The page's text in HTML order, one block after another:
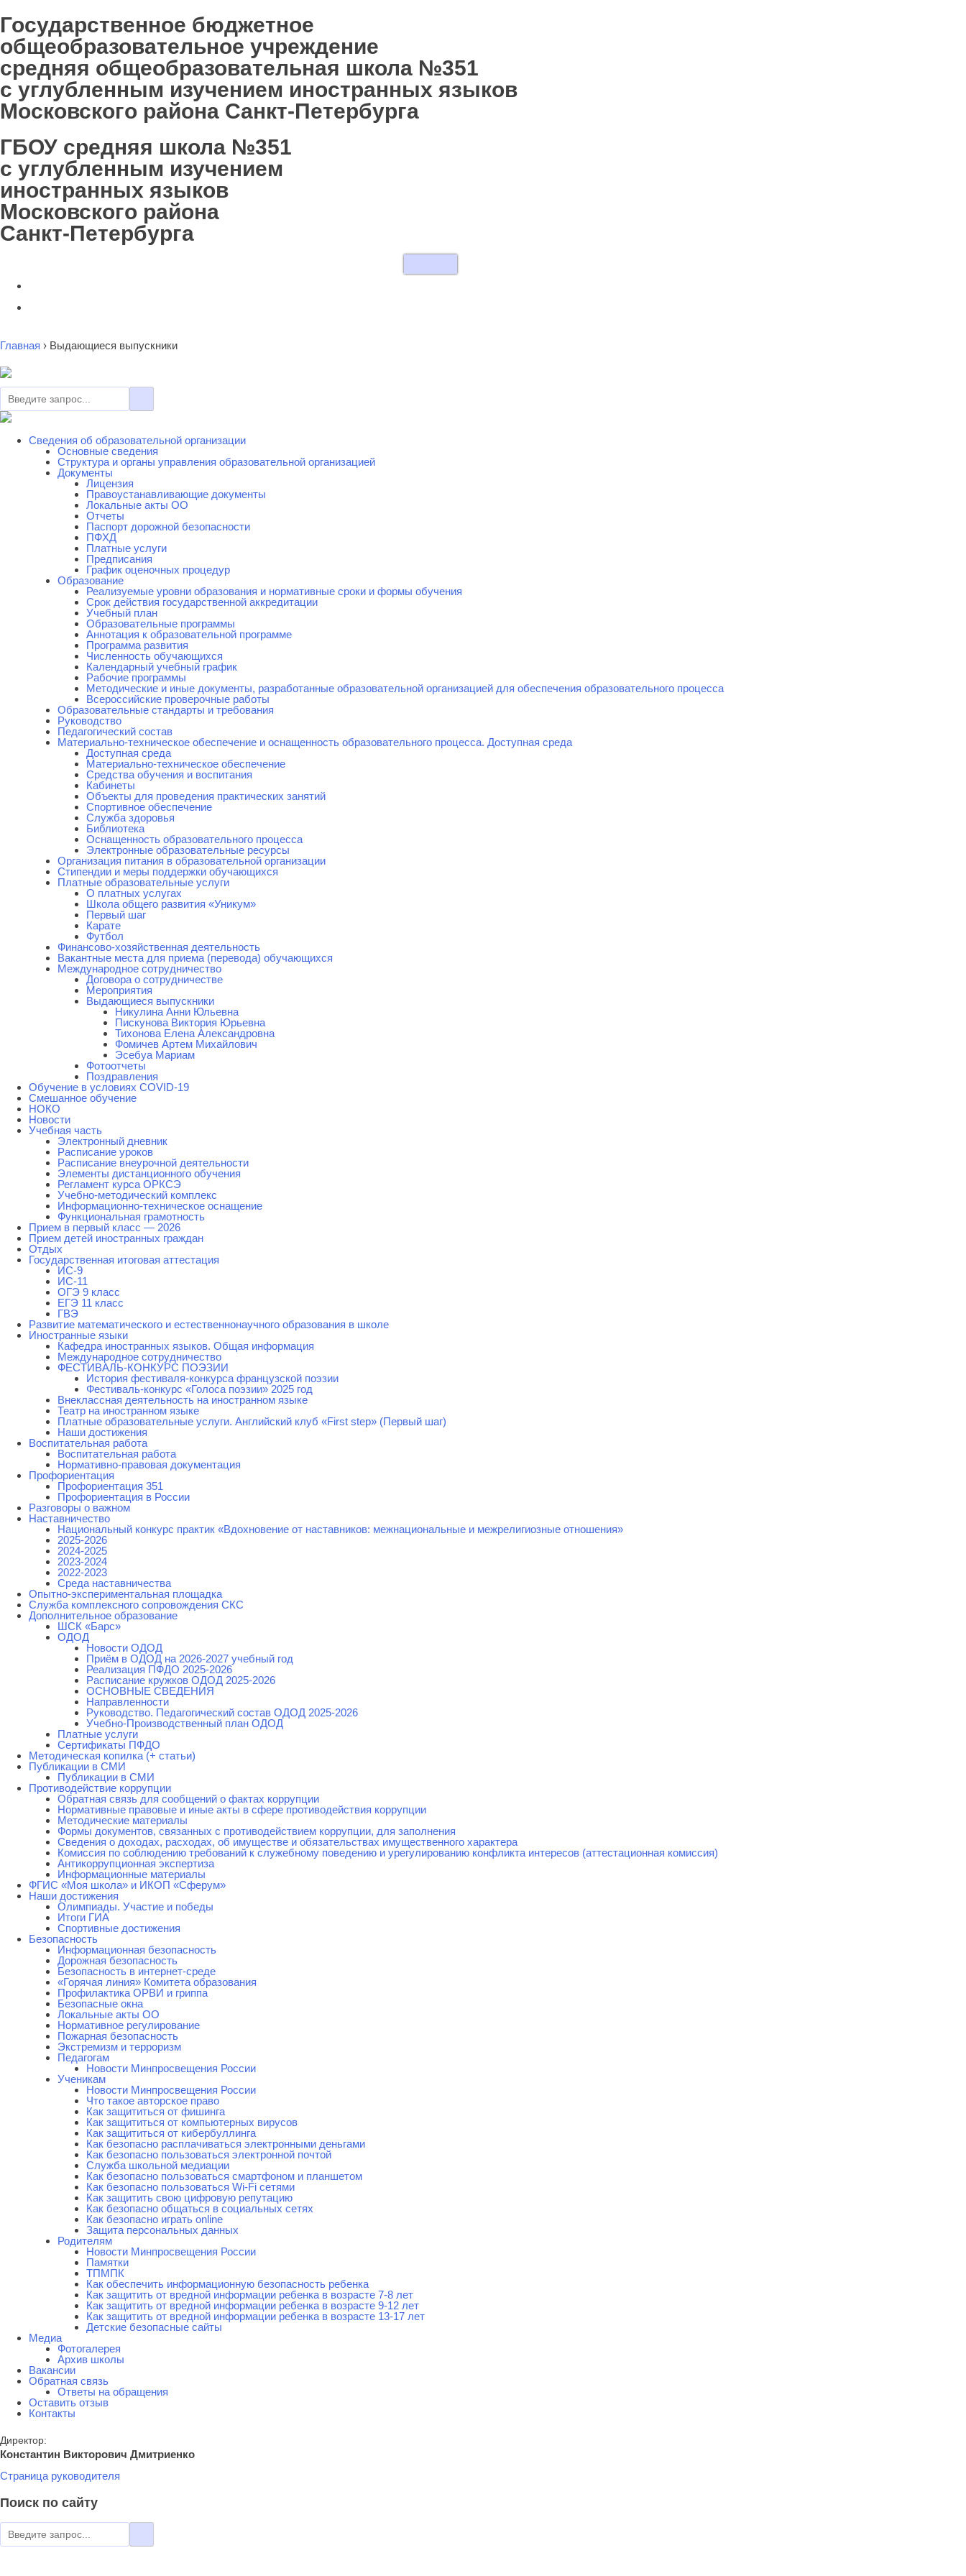
Государственное бюджетное
общеобразовательное учреждение
средняя общеобразовательная школа №351
с углубленным изучением иностранных языков
Московского района Санкт-Петербурга
ГБОУ средняя школа №351
с углубленным изучением
иностранных языков
Московского района
Санкт-Петербурга
Главная › Выдающиеся выпускники
Сведения об образовательной организации
Основные сведения
Cтруктура и органы управления образовательной организацией
Документы
Лицензия
Правоустанавливающие документы
Локальные акты ОО
Отчеты
Паспорт дорожной безопасности
ПФХД
Платные услуги
Предписания
График оценочных процедур
Образование
Реализуемые уровни образования и нормативные сроки и формы обучения
Срок действия государственной аккредитации
Учебный план
Образовательные программы
Аннотация к образовательной программе
Программа развития
Численность обучающихся
Календарный учебный график
Рабочие программы
Методические и иные документы, разработанные образовательной организацией для обеспечения образовательного процесса
Всероссийские проверочные работы
Образовательные стандарты и требования
Руководство
Педагогический состав
Материально-техническое обеспечение и оснащенность образовательного процесса. Доступная среда
Доступная среда
Материально-техническое обеспечение
Средства обучения и воспитания
Кабинеты
Объекты для проведения практических занятий
Спортивное обеспечение
Служба здоровья
Библиотека
Оснащенность образовательного процесса
Электронные образовательные ресурсы
Организация питания в образовательной организации
Стипендии и меры поддержки обучающихся
Платные образовательные услуги
О платных услугах
Школа общего развития «Уникум»
Первый шаг
Карате
Футбол
Финансово-хозяйственная деятельность
Вакантные места для приема (перевода) обучающихся
Международное сотрудничество
Договора о сотрудничестве
Мероприятия
Выдающиеся выпускники
Никулина Анни Юльевна
Пискунова Виктория Юрьевна
Тихонова Елена Александровна
Фомичев Артем Михайлович
Эсебуа Мариам
Фотоотчеты
Поздравления
Обучение в условиях COVID-19
Смешанное обучение
НОКО
Новости
Учебная часть
Электронный дневник
Расписание уроков
Расписание внеурочной деятельности
Элементы дистанционного обучения
Регламент курса ОРКСЭ
Учебно-методический комплекс
Информационно-техническое оснащение
Функциональная грамотность
Прием в первый класс — 2026
Прием детей иностранных граждан
Отдых
Государственная итоговая аттестация
ИС-9
ИС-11
ОГЭ 9 класс
ЕГЭ 11 класс
ГВЭ
Развитие математического и естественнонаучного образования в школе
Иностранные языки
Кафедра иностранных языков. Общая информация
Международное сотрудничество
ФЕСТИВАЛЬ-КОНКУРС ПОЭЗИИ
История фестиваля-конкурса французской поэзии
Фестиваль-конкурс «Голоса поэзии» 2025 год
Внеклассная деятельность на иностранном языке
Театр на иностранном языке
Платные образовательные услуги. Английский клуб «First step» (Первый шаг)
Наши достижения
Воспитательная работа
Воспитательная работа
Нормативно-правовая документация
Профориентация
Профориентация 351
Профориентация в России
Разговоры о важном
Наставничество
Национальный конкурс практик «Вдохновение от наставников: межнациональные и межрелигиозные отношения»
2025-2026
2024-2025
2023-2024
2022-2023
Среда наставничества
Опытно-экспериментальная площадка
Cлужба комплексного сопровождения СКС
Дополнительное образование
ШСК «Барс»
ОДОД
Новости ОДОД
Приём в ОДОД на 2026-2027 учебный год
Реализация ПФДО 2025-2026
Расписание кружков ОДОД 2025-2026
ОСНОВНЫЕ СВЕДЕНИЯ
Направленности
Руководство. Педагогический состав ОДОД 2025-2026
Учебно-Производственный план ОДОД
Платные услуги
Сертификаты ПФДО
Методическая копилка (+ статьи)
Публикации в СМИ
Публикации в СМИ
Противодействие коррупции
Обратная связь для сообщений о фактах коррупции
Нормативные правовые и иные акты в сфере противодействия коррупции
Методические материалы
Формы документов, связанных с противодействием коррупции, для заполнения
Сведения о доходах, расходах, об имуществе и обязательствах имущественного характера
Комиссия по соблюдению требований к служебному поведению и урегулированию конфликта интересов (аттестационная комиссия)
Антикоррупционная экспертиза
Информационные материалы
ФГИС «Моя школа» и ИКОП «Сферум»
Наши достижения
Олимпиады. Участие и победы
Итоги ГИА
Спортивные достижения
Безопасность
Информационная безопасность
Дорожная безопасность
Безопасность в интернет-среде
«Горячая линия» Комитета образования
Профилактика ОРВИ и гриппа
Безопасные окна
Локальные акты ОО
Нормативное регулирование
Пожарная безопасность
Экстремизм и терроризм
Педагогам
Новости Минпросвещения России
Ученикам
Новости Минпросвещения России
Что такое авторское право
Как защититься от фишинга
Как защититься от компьютерных вирусов
Как защититься от кибербуллинга
Как безопасно расплачиваться электронными деньгами
Как безопасно пользоваться электронной почтой
Служба школьной медиации
Как безопасно пользоваться смартфоном и планшетом
Как безопасно пользоваться Wi-Fi сетями
Как защитить свою цифровую репутацию
Как безопасно общаться в социальных сетях
Как безопасно играть online
Защита персональных данных
Родителям
Новости Минпросвещения России
Памятки
ТПМПК
Как обеспечить информационную безопасность ребенка
Как защитить от вредной информации ребенка в возрасте 7-8 лет
Как защитить от вредной информации ребенка в возрасте 9-12 лет
Как защитить от вредной информации ребенка в возрасте 13-17 лет
Детские безопасные сайты
Медиа
Фотогалерея
Архив школы
Вакансии
Обратная связь
Ответы на обращения
Оставить отзыв
Контакты
Директор:
Константин Викторович Дмитриенко
Страница руководителя
Поиск по сайту